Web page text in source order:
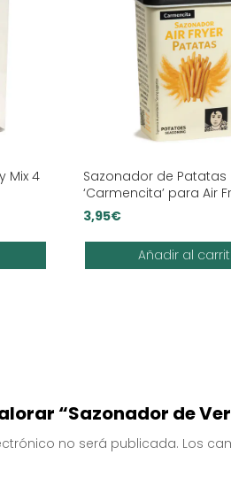
Mix 4
Sazonador de Patatas
‘Carmencita’ para Air
3,95€
Añadir al
“Sazonador de
no será publicada. Los